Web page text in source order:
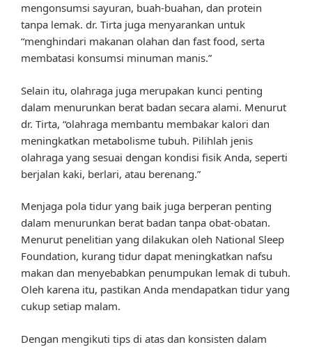
mengonsumsi sayuran, buah-buahan, dan protein
tanpa lemak. dr. Tirta juga menyarankan untuk
“menghindari makanan olahan dan fast food, serta
membatasi konsumsi minuman manis.”
Selain itu, olahraga juga merupakan kunci penting
dalam menurunkan berat badan secara alami. Menurut
dr. Tirta, “olahraga membantu membakar kalori dan
meningkatkan metabolisme tubuh. Pilihlah jenis
olahraga yang sesuai dengan kondisi fisik Anda, seperti
berjalan kaki, berlari, atau berenang.”
Menjaga pola tidur yang baik juga berperan penting
dalam menurunkan berat badan tanpa obat-obatan.
Menurut penelitian yang dilakukan oleh National Sleep
Foundation, kurang tidur dapat meningkatkan nafsu
makan dan menyebabkan penumpukan lemak di tubuh.
Oleh karena itu, pastikan Anda mendapatkan tidur yang
cukup setiap malam.
Dengan mengikuti tips di atas dan konsisten dalam